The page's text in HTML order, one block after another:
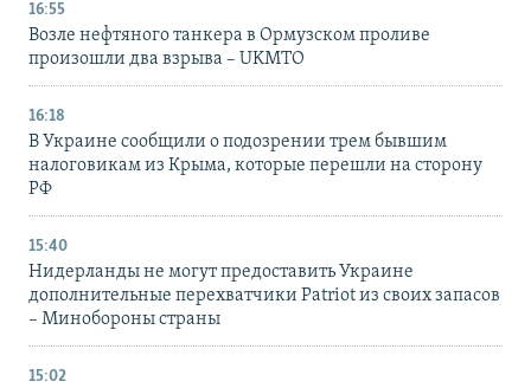
16:55
Возле нефтяного танкера в Ормузском проливе
произошли два взрыва – UKMTO
16:18
В Украине сообщили о подозрении трем бывшим
налоговикам из Крыма, которые перешли на сторону
РФ
15:40
Нидерланды не могут предоставить Украине
дополнительные перехватчики Patriot из своих запасов
– Минобороны страны
15:02